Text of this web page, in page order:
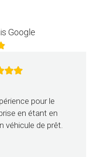
Google
pour le
en étant en
véhicule de prêt.